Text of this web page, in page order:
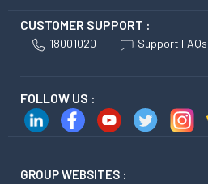
CUSTOMER SUPPORT :
18001020 Support FAQs
FOLLOW US :
GROUP WEBSITES :